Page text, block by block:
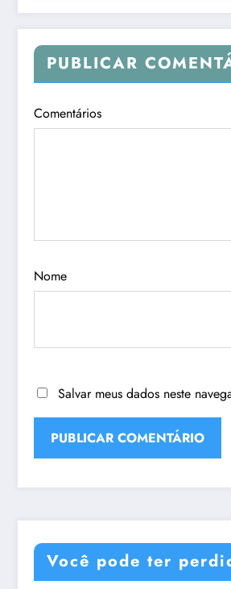
em Ladário
PUBLICAR
Comentários
Nome
Salvar meus dados neste
Você pode ter